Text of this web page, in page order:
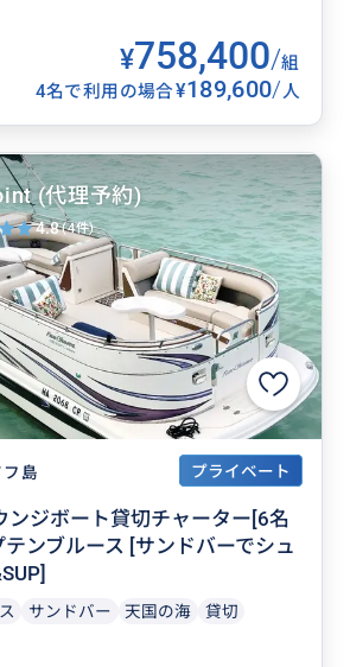
¥758,400/組
4名で利用の場合¥189,600/人
島 プライベート
ンジボート貸切チャーター[6名
ンブルース [サンドバーでシュ
サンドバー 天国の海 貸切
(代理予約)
4.8(4件)